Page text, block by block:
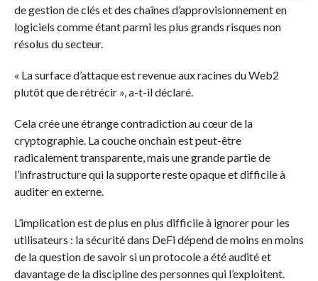
de gestion de clés et des chaînes d’approvisionnement en
logiciels comme étant parmi les plus grands risques non
résolus du secteur.
« La surface d’attaque est revenue aux racines du Web2
plutôt que de rétrécir », a-t-il déclaré.
Cela crée une étrange contradiction au cœur de la
cryptographie. La couche onchain est peut-être
radicalement transparente, mais une grande partie de
l’infrastructure qui la supporte reste opaque et difficile à
auditer en externe.
L’implication est de plus en plus difficile à ignorer pour les
utilisateurs : la sécurité dans DeFi dépend de moins en moins
de la question de savoir si un protocole a été audité et
davantage de la discipline des personnes qui l’exploitent.